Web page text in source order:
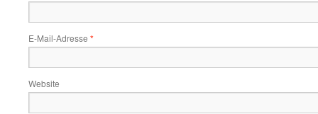
E-Mail-Adresse *
Website